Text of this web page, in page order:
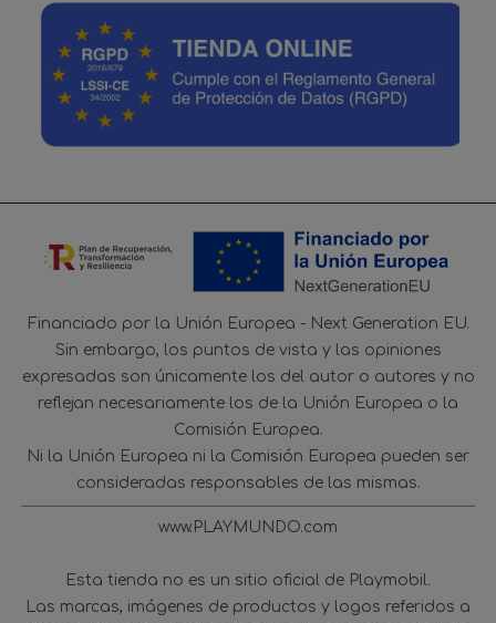
Financiado por la Unión Europea - Next Generation EU.
Sin embargo, los puntos de vista y las opiniones
expresadas son únicamente los del autor o autores y no
reflejan necesariamente los de la Unión Europea o la
Comisión Europea.
Ni la Unión Europea ni la Comisión Europea pueden ser
consideradas responsables de las mismas.
www.PLAYMUNDO.com
Esta tienda no es un sitio oficial de Playmobil.
Las marcas, imágenes de productos y logos referidos a